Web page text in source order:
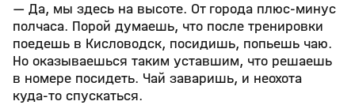
— Да, мы здесь на высоте. От города плюс‑минус
полчаса. Порой думаешь, что после тренировки
поедешь в Кисловодск, посидишь, попьешь чаю.
Но оказываешься таким уставшим, что решаешь
в номере посидеть. Чай заваришь, и неохота
куда‑то спускаться.